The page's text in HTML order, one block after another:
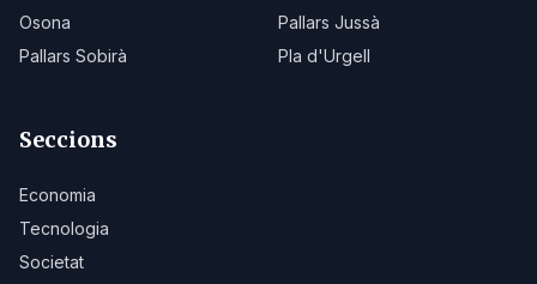
Osona
Pallars Jussà
Pallars Sobirà
Pla d'Urgell
Seccions
Economia
Tecnologia
Societat